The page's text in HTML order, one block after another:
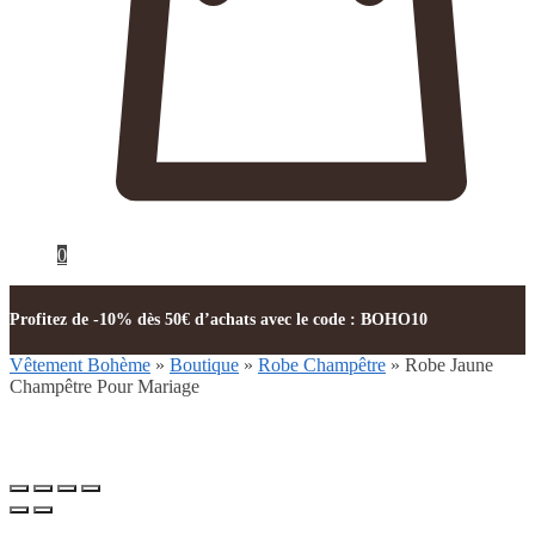
0
Profitez de -10% dès 50€ d’achats avec le code : BOHO10
Vêtement Bohème » Boutique » Robe Champêtre » Robe Jaune
Champêtre Pour Mariage